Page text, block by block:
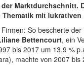
Marktdurchschnitt.
mit lukrativen
So bescherte
Bettencourt, ein
bis 2017 um 13,9 %
machte von 2007 bis